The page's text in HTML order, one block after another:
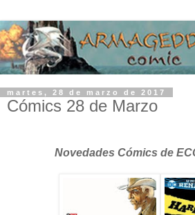
martes, 28 de marzo de 2017
Cómics 28 de Marzo
Novedades Cómics de